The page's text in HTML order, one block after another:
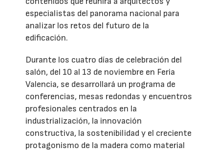
especialistas del panorama nacional para
analizar los retos del futuro de la
edificación.
Durante los cuatro días de celebración del
salón, del 10 al 13 de noviembre en Feria
Valencia, se desarrollará un programa de
conferencias, mesas redondas y encuentros
profesionales centrados en la
industrialización, la innovación
constructiva, la sostenibilidad y el creciente
protagonismo de la madera como material